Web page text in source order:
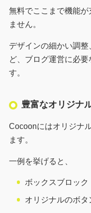
無料でここまで機能が
ません。
デザインの細かい調
ど、ブログ運営に必
す。
豊富なオリジナ
Cocoonにはオリジナ
ます。
一例を挙げると、
ボックスブロック
オリジナルのボタ